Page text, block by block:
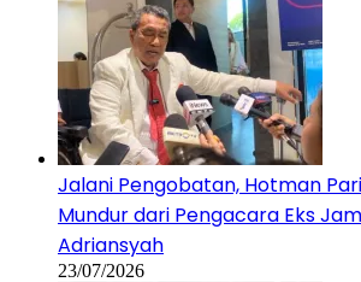
Jalani Pengobatan, Hotman
Mundur dari Pengacara Eks
Adriansyah
23/07/2026